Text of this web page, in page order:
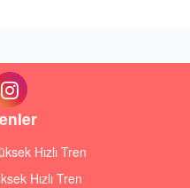
Hızlı Tren
Hızlı Tren